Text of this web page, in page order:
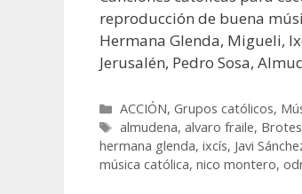
reproducción de buena
Hermana Glenda, Migueli,
Jerusalén, Pedro Sosa,
Categorías
ACCIÓN,Grupos católicos,
Etiquetas
almudena,alvaro fraile,
hermana glenda, ixcís, Javi
música católica, nico montero,